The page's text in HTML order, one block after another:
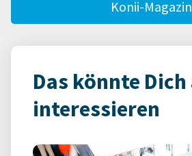
Konii-
Das könnte Dich
interessieren